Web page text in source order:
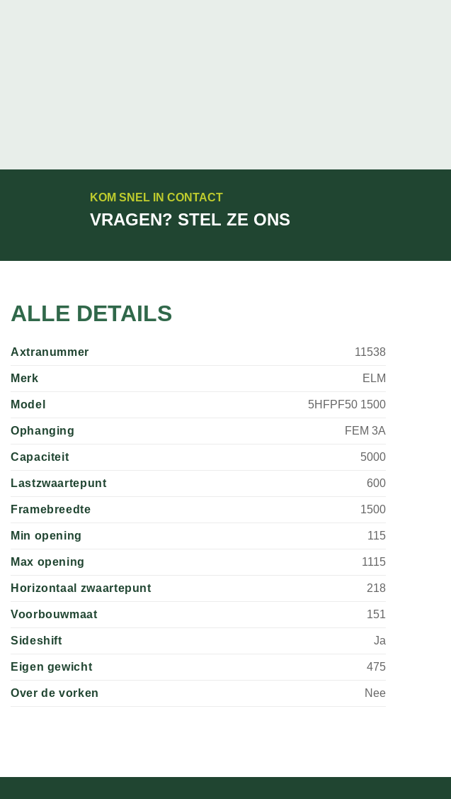
KOM SNEL IN CONTACT
VRAGEN? STEL ZE ONS
ALLE DETAILS
Axtranummer 11538
Merk ELM
Model 5HFPF50 1500
Ophanging FEM 3A
Capaciteit 5000
Lastzwaartepunt 600
Framebreedte 1500
Min opening 115
Max opening 1115
Horizontaal zwaartepunt 218
Voorbouwmaat 151
Sideshift Ja
Eigen gewicht 475
Over de vorken Nee